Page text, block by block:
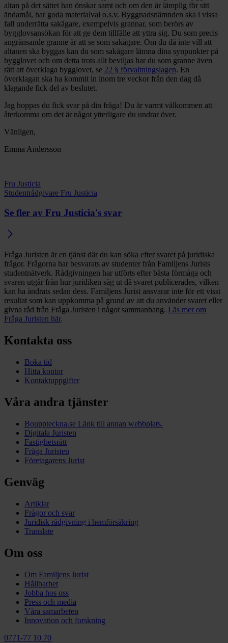
altan på det sättet han önskar samt och om den är lämplig för sitt
ändamål, har goda materialval o.s.v. Byggnadsnämnden ska i vissa
fall underrätta sakägare, exempelvis grannar, som berörs av
bygglovsansökan för att ge dem tillfälle att yttra sig. Du som precis
angränsande granne är att se som sakägare. Om du då inte vill att
altanen ska byggas kan du som sakägare lämna dina synpunkter på
bygglovet och om detta trots allt beviljas har du som granne även
rätt att överklaga bygglovet, se 22 § förvaltningslagen. En
överklagan ska ha kommit in inom tre veckor från den dag då
klagande fick del av beslutet.
Jag hoppas du fick svar på din fråga! Du är varmt välkommen att
återkomma om det är något ytterligare du undrar över.
Vänligen,
Emma Andersson
Fru Justicia
Studentrådgivare Fru Justicia
Se fler av Fru Justicia's svar
Fråga Juristen är en tjänst där du kan söka efter svaret på juridiska
frågor. Frågorna har besvarats av studenter från Familjens Jurists
studentnätverk. Rådgivningen har utförts efter bästa förmåga och
svaren utgår från hur juridiken såg ut då svaret publicerades, vilken
kan ha ändrats sedan dess. Familjens Jurist ansvarar inte för ett visst
resultat som kan uppkomma på grund av att du använder svaret eller
givna råd från Fråga Juristen i något sammanhang. Läs mer om
Fråga Juristen här.
Kontakta oss
Boka tid
Hitta kontor
Kontaktuppgifter
Våra andra tjänster
Bouppteckna.se Länk till annan webbplats.
Digitala Juristen
Fastighetsrätt
Fråga Juristen
Företagarens Jurist
Genväg
Artiklar
Frågor och svar
Juridisk rådgivning i hemförsäkring
Translate
Om oss
Om Familjens Jurist
Hållbarhet
Jobba hos oss
Press och media
Våra samarbeten
Innovation och forskning
0771-77 10 70